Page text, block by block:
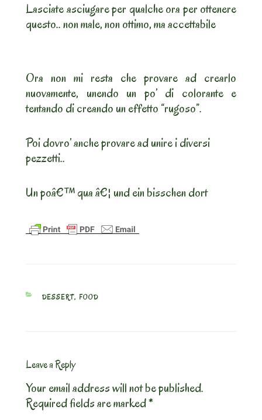
Lasciate asciugare per qualche ora per ottenere
questo.. non male, non ottimo, ma accettabile
Ora non mi resta che provare ad crearlo
nuovamente, unendo un po’ di colorante e
tentando di creando un effetto “rugoso”.
Poi dovro’ anche provare ad unire i diversi
pezzetti..
Un poâ€™ qua â€¦ und ein bisschen dort
CATEGORIES
DESSERT, FOOD
Leave a Reply
Your email address will not be published.
Required fields are marked*